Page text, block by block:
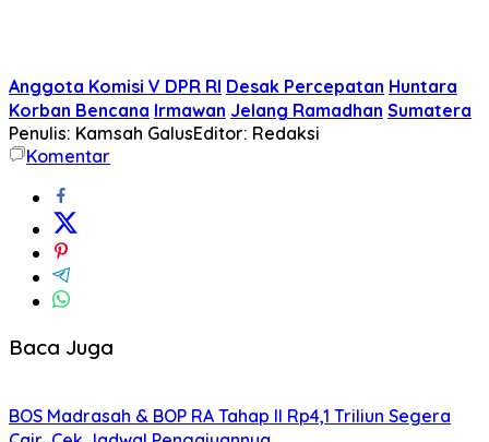
Anggota Komisi V DPR RI Desak Percepatan Huntara
Korban Bencana Irmawan Jelang Ramadhan Sumatera
Penulis: Kamsah GalusEditor: Redaksi
Komentar
Baca Juga
BOS Madrasah & BOP RA Tahap II Rp4,1 Triliun Segera